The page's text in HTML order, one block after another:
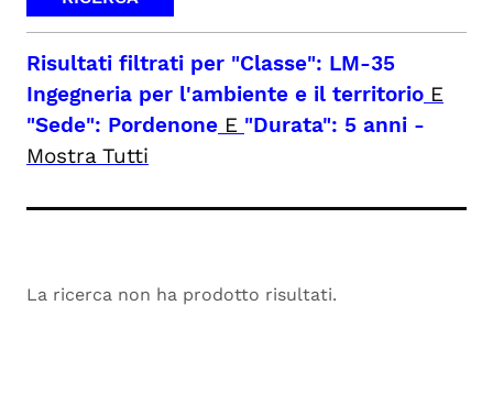
Risultati filtrati per "Classe": LM-35
Ingegneria per l'ambiente e il territorio E
"Sede": Pordenone E "Durata": 5 anni -
Mostra Tutti
La ricerca non ha prodotto risultati.